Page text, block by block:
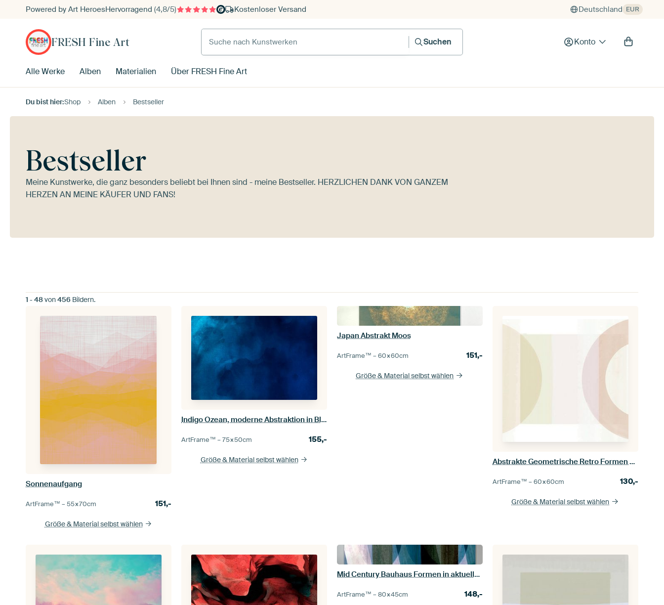
Powered by Art HeroesHervorragend (4,8/5) Kostenloser Versand Deutschland EUR
FRESH Fine Art
Suche nach Kunstwerken
Suchen
Konto
Alle Werke Alben Materialien Über FRESH Fine Art
Du bist hier:Shop Alben Bestseller
Bestseller
Meine Kunstwerke, die ganz besonders beliebt bei Ihnen sind - meine Bestseller. HERZLICHEN DANK VON GANZEM
HERZEN AN MEINE KÄUFER UND FANS!
1 - 48von456 Bildern.
Sonnenaufgang
ArtFrame™ –55×70cm 151,-
Größe & Material selbst wählen
Indigo Ozean, moderne Abstraktion in Blau Grün
ArtFrame™ –75×50cm 155,-
Größe & Material selbst wählen
Japan Abstrakt Moos
ArtFrame™ –60×60cm 151,-
Größe & Material selbst wählen
Abstrakte Geometrische Retro Formen Pastell
ArtFrame™ –60×60cm 130,-
Größe & Material selbst wählen
Mid Century Bauhaus Formen in aktuellen Grün Blau Aquarell Farben
ArtFrame™ –80×45cm 148,-